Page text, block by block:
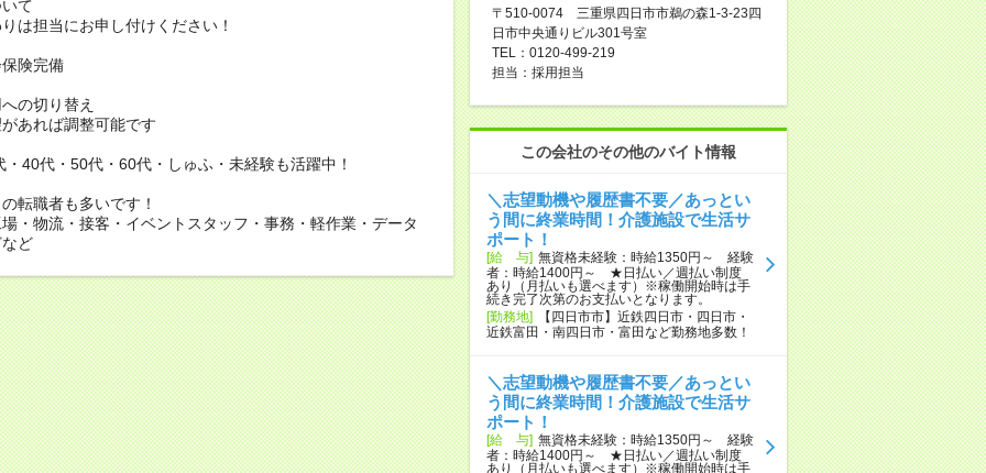
て
担当にお申し付けください！
険完備
の切り替え
れば調整可能です
40代・50代・60代・しゅふ・未経験も活躍中！
転職者も多いです！
・物流・接客・イベントスタッフ・事務・軽作業・データ
ど
〒510-0074 三重県四日市市鵜の森1-3-23四
日市中央通りビル301号室
TEL：0120-499-219
担当：採用担当
この会社のその他のバイト情報
＼志望動機や履歴書不要／あっとい
う間に終業時間！介護施設で生活サ
ポート！
[給 与] 無資格未経験：時給1350円～ 経験
者：時給1400円～ ★日払い／週払い制度
あり（月払いも選べます）※稼働開始時は手
続き完了次第のお支払いとなります。
[勤務地]
【四日市市】近鉄四日市・四日市・
近鉄富田・南四日市・富田など勤務地多数！
＼志望動機や履歴書不要／あっとい
う間に終業時間！介護施設で生活サ
ポート！
[給 与] 無資格未経験：時給1350円～ 経験
者：時給1400円～ ★日払い／週払い制度
あり（月払いも選べます）※稼働開始時は手